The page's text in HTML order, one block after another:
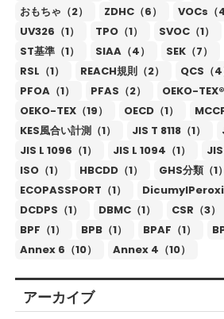
おもちゃ（2）
ZDHC（6） VOCs（4
UV326（1）
TPO（1） SVOC（1）
ST基準（1）
SIAA（4） SEK（7）
RSL（1）
REACH規則（2） QCS（4
PFOA（1）
PFAS（2）
OEKO-TEX®
OEKO-TEX（19）
OECD（1）
KES風合い計測（1）
JIS T 8118（1）
JIS L 1096（1）
JIS L 1094（1）
JIS
ISO（1）
HBCDD（1） GHS分類（1）
ECOPASSPORT（1）
DCDPS（1）
DBMC（1） CSR（3）
BPF（1）
BPB（1） BPAF（1）
Annex 6（10）
Annex 4（10）
アーカイブ